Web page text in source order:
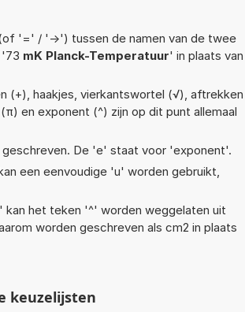
'=' / '->') tussen de namen van de twee
'73 mK Planck-Temperatuur' in plaats van
(+), haakjes, vierkantswortel (√), aftrekken
en exponent (^) zijn op dit punt allemaal
geschreven. De 'e' staat voor 'exponent'.
een eenvoudige 'u' worden gebruikt,
het teken '^' worden weggelaten uit
worden geschreven als cm2 in plaats
keuzelijsten